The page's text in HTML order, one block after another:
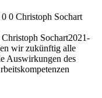
0 0 Christoph Sochart
Christoph Sochart2021-
wir zukünftig alle
Auswirkungen des